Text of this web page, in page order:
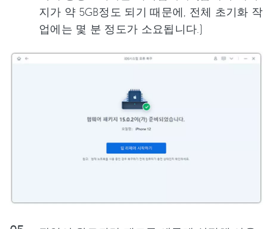
지가 약 5GB정도 되기 때문에, 전체 초기화 작
업에는 몇 분 정도가 소요됩니다.)